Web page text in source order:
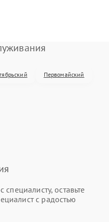
Первомайский
специалисту, оставьте
с радостью